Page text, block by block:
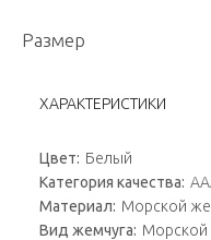
Размер
ХАРАКТЕРИСТИКИ
Цвет: Белый
Категория качества:
Материал: Морской
Вид жемчуга: Морской